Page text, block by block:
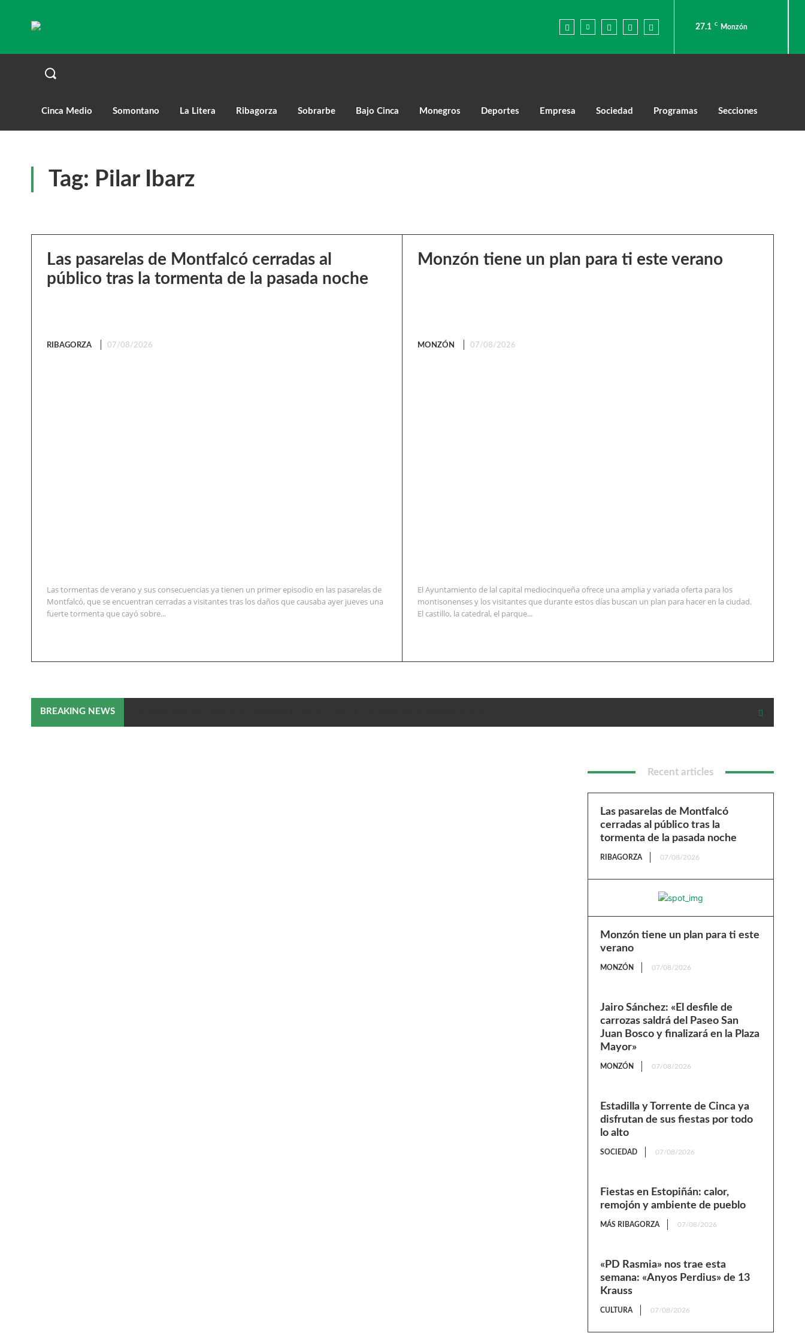
27.1 C Monzón
Cinca Medio Somontano La Litera Ribagorza Sobrarbe Bajo Cinca Monegros Deportes Empresa Sociedad Programas Secciones
Tag: Pilar Ibarz
Las pasarelas de Montfalcó cerradas al
público tras la tormenta de la pasada noche
RIBAGORZA 07/08/2026
Las tormentas de verano y sus consecuencias ya tienen un primer episodio en las pasarelas de
Montfalcó, que se encuentran cerradas a visitantes tras los daños que causaba ayer jueves una
fuerte tormenta que cayó sobre...
Monzón tiene un plan para ti este verano
MONZÓN 07/08/2026
El Ayuntamiento de lal capital mediocinqueña ofrece una amplia y variada oferta para los
montisonenses y los visitantes que durante estos días buscan un plan para hacer en la ciudad.
El castillo, la catedral, el parque...
BREAKING NEWS
Recent articles
Las pasarelas de Montfalcó
cerradas al público tras la
tormenta de la pasada noche
RIBAGORZA 07/08/2026
Monzón tiene un plan para ti este
verano
MONZÓN 07/08/2026
Jairo Sánchez: «El desfile de
carrozas saldrá del Paseo San
Juan Bosco y finalizará en la Plaza
Mayor»
MONZÓN 07/08/2026
Estadilla y Torrente de Cinca ya
disfrutan de sus fiestas por todo
lo alto
SOCIEDAD 07/08/2026
Fiestas en Estopiñán: calor,
remojón y ambiente de pueblo
MÁS RIBAGORZA 07/08/2026
«PD Rasmia» nos trae esta
semana: «Anyos Perdius» de 13
Krauss
CULTURA 07/08/2026